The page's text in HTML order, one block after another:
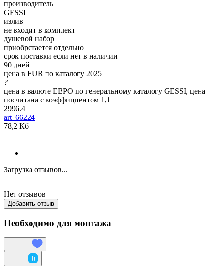
производитель
GESSI
излив
не входит в комплект
душевой набор
приобретается отдельно
срок поставки если нет в наличии
90 дней
цена в EUR по каталогу 2025
?
цена в валюте ЕВРО по генеральному каталогу GESSI, цена
посчитана с коэффициентом 1,1
2996.4
art_66224
78,2 Кб
Загрузка отзывов...
Нет отзывов
Добавить отзыв
Необходимо для монтажа